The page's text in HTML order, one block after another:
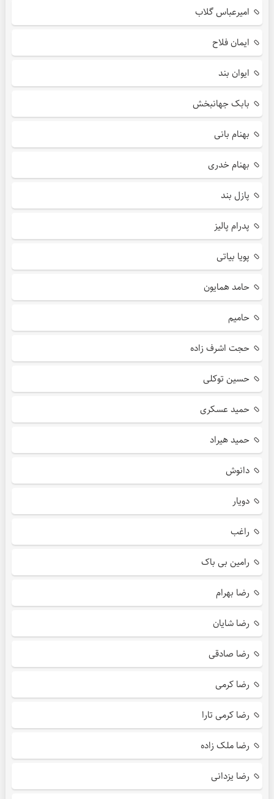
امیرعباس گلاب
ایمان فلاح
ایوان بند
بابک جهانبخش
بهنام بانی
بهنام خدری
پازل بند
پدرام پالیز
پویا بیاتی
حامد همایون
حامیم
حجت اشرف زاده
حسین توکلی
حمید عسکری
حمید هیراد
دانوش
دویار
راغب
رامین بی باک
رضا بهرام
رضا شایان
رضا صادقی
رضا کرمی
رضا کرمی تارا
رضا ملک زاده
رضا یزدانی